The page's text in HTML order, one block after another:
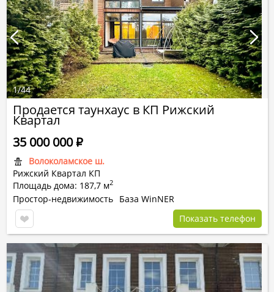
Продается таунхаус в КП Рижский
Квартал
Волоколамское ш.
Рижский Квартал КП
Площадь дома: 187,7 м2
35 000 000Р
Простор-недвижимость База WinNER
Показать телефон
1/44